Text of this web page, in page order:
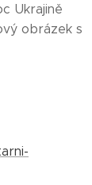
Ukrajině
obrázek s